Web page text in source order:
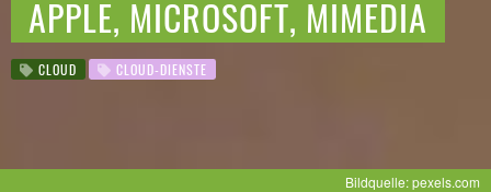
PPLE, MICROSOFT, MIMEDIA
CLOUD CLOUD-DIENSTE
Bildquelle: pexels.com